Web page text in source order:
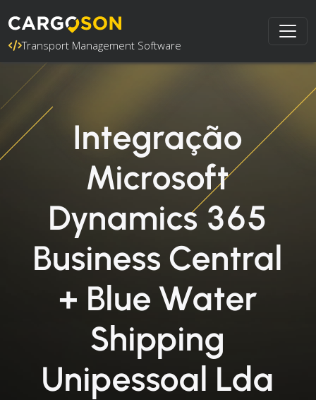
Transport Management Software
Integração
Microsoft
Dynamics 365
Business Central
+ Blue Water
Shipping
Unipessoal Lda